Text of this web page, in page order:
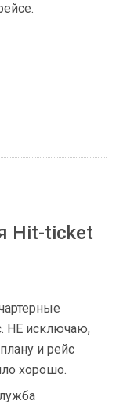
Hit-ticket
НЕ исключаю,
и рейс
хорошо.